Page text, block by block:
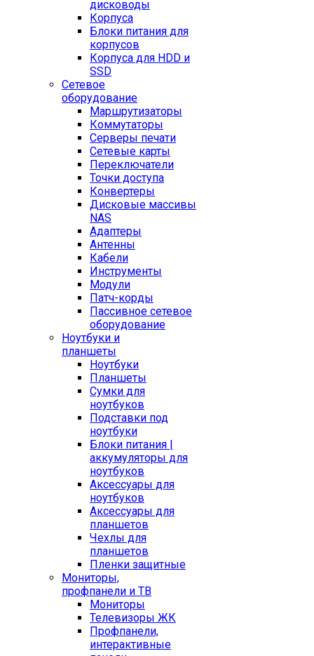
дисководы
Корпуса
Блоки питания для
корпусов
Корпуса для HDD и
SSD
Сетевое
оборудование
Маршрутизаторы
Коммутаторы
Серверы печати
Сетевые карты
Переключатели
Точки доступа
Конвертеры
Дисковые массивы
NAS
Адаптеры
Антенны
Кабели
Инструменты
Модули
Патч-корды
Пассивное сетевое
оборудование
Ноутбуки и
планшеты
Ноутбуки
Планшеты
Сумки для
ноутбуков
Подставки под
ноутбуки
Блоки питания |
аккумуляторы для
ноутбуков
Аксессуары для
ноутбуков
Аксессуары для
планшетов
Чехлы для
планшетов
Пленки защитные
Мониторы,
профпанели и ТВ
Мониторы
Телевизоры ЖК
Профпанели,
интерактивные